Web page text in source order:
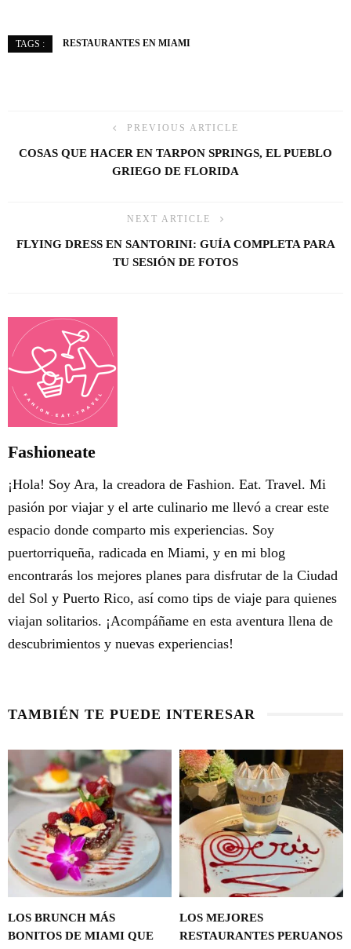
TAGS : RESTAURANTES EN MIAMI
PREVIOUS ARTICLE
COSAS QUE HACER EN TARPON SPRINGS, EL PUEBLO
GRIEGO DE FLORIDA
NEXT ARTICLE
FLYING DRESS EN SANTORINI: GUÍA COMPLETA PARA
TU SESIÓN DE FOTOS
Fashioneate
¡Hola! Soy Ara, la creadora de Fashion. Eat. Travel. Mi
pasión por viajar y el arte culinario me llevó a crear este
espacio donde comparto mis experiencias. Soy
puertorriqueña, radicada en Miami, y en mi blog
encontrarás los mejores planes para disfrutar de la Ciudad
del Sol y Puerto Rico, así como tips de viaje para quienes
viajan solitarios. ¡Acompáñame en esta aventura llena de
descubrimientos y nuevas experiencias!
TAMBIÉN TE PUEDE INTERESAR
LOS BRUNCH MÁS
BONITOS DE MIAMI QUE
LOS MEJORES
RESTAURANTES PERUANOS